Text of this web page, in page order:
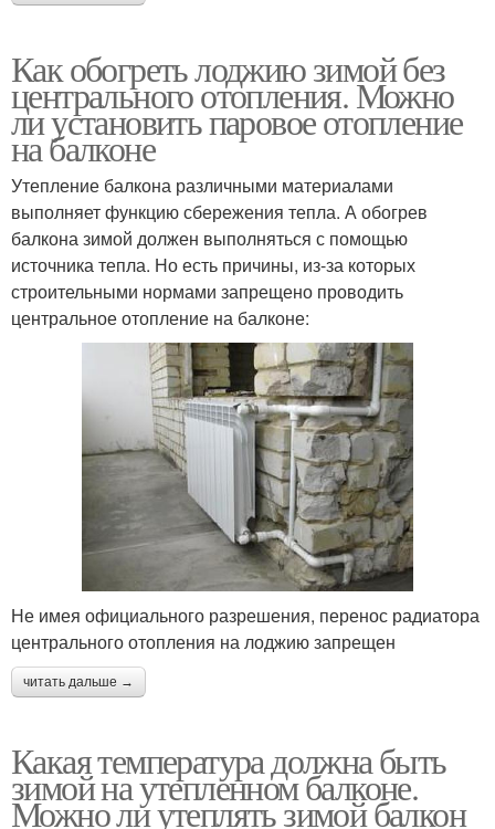
Как обогреть лоджию зимой без
центрального отопления. Можно
ли установить паровое отопление
на балконе
Утепление балкона различными материалами
выполняет функцию сбережения тепла. А обогрев
балкона зимой должен выполняться с помощью
источника тепла. Но есть причины, из-за которых
строительными нормами запрещено проводить
центральное отопление на балконе:
Не имея официального разрешения, перенос радиатора
центрального отопления на лоджию запрещен
читать дальше →
Какая температура должна быть
зимой на утепленном балконе.
Можно ли утеплять зимой балкон